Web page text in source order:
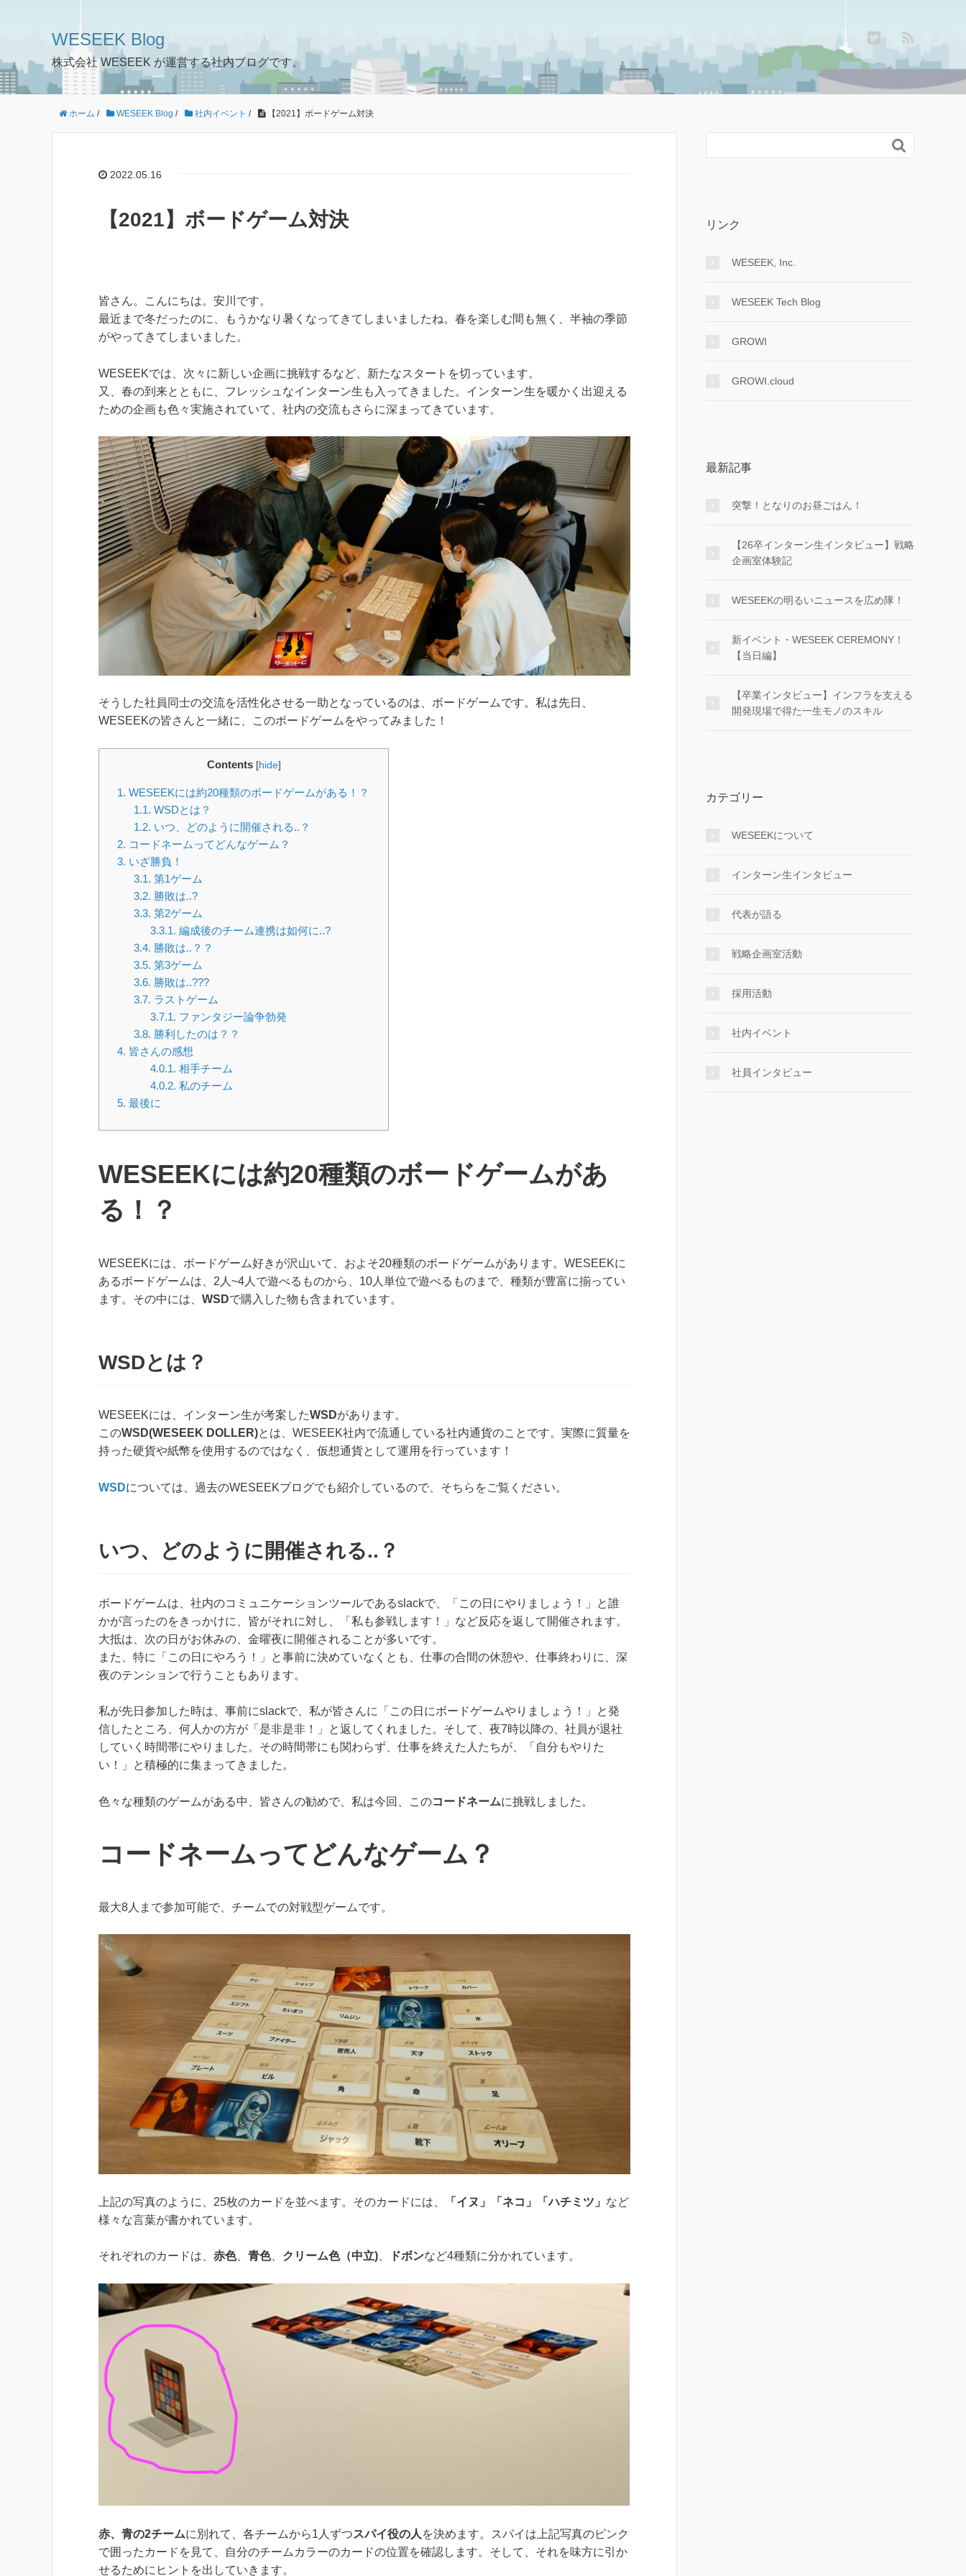
WESEEK Blog
株式会社 WESEEK が運営する社内ブログです。
ホーム / WESEEK Blog / 社内イベント / 【2021】ボードゲーム対決
2022.05.16
【2021】ボードゲーム対決
皆さん。こんにちは。安川です。
最近まで冬だったのに、もうかなり暑くなってきてしまいましたね。春を楽しむ間も無く、半袖の季節
がやってきてしまいました。
WESEEKでは、次々に新しい企画に挑戦するなど、新たなスタートを切っています。
又、春の到来とともに、フレッシュなインターン生も入ってきました。インターン生を暖かく出迎える
ための企画も色々実施されていて、社内の交流もさらに深まってきています。
そうした社員同士の交流を活性化させる一助となっているのは、ボードゲームです。私は先日、
WESEEKの皆さんと一緒に、このボードゲームをやってみました！
Contents [hide]
1. WESEEKには約20種類のボードゲームがある！？
1.1. WSDとは？
1.2. いつ、どのように開催される..？
2. コードネームってどんなゲーム？
3. いざ勝負！
3.1. 第1ゲーム
3.2. 勝敗は..?
3.3. 第2ゲーム
3.3.1. 編成後のチーム連携は如何に..?
3.4. 勝敗は..？？
3.5. 第3ゲーム
3.6. 勝敗は..???
3.7. ラストゲーム
3.7.1. ファンタジー論争勃発
3.8. 勝利したのは？？
4. 皆さんの感想
4.0.1. 相手チーム
4.0.2. 私のチーム
5. 最後に
WESEEKには約20種類のボードゲームがあ
る！？
WESEEKには、ボードゲーム好きが沢山いて、およそ20種類のボードゲームがあります。WESEEKに
あるボードゲームは、2人~4人で遊べるものから、10人単位で遊べるものまで、種類が豊富に揃ってい
ます。その中には、 WSDで購入した物も含まれています。
WSDとは？
WESEEKには、インターン生が考案したWSDがあります。
このWSD(WESEEK DOLLER)とは、WESEEK社内で流通している社内通貨のことです。実際に質量を
持った硬貨や紙幣を使用するのではなく、仮想通貨として運用を行っています！
WSDについては、過去のWESEEKブログでも紹介しているので、そちらをご覧ください。
いつ、どのように開催される..？
ボードゲームは、社内のコミュニケーションツールであるslackで、「この日にやりましょう！」と誰
かが言ったのをきっかけに、皆がそれに対し、「私も参戦します！」など反応を返して開催されます。
大抵は、次の日がお休みの、金曜夜に開催されることが多いです。
また、特に「この日にやろう！」と事前に決めていなくとも、仕事の合間の休憩や、仕事終わりに、深
夜のテンションで行うこともあります。
私が先日参加した時は、事前にslackで、私が皆さんに「この日にボードゲームやりましょう！」と発
信したところ、何人かの方が「是非是非！」と返してくれました。そして、夜7時以降の、社員が退社
していく時間帯にやりました。その時間帯にも関わらず、仕事を終えた人たちが、「自分もやりた
い！」と積極的に集まってきました。
色々な種類のゲームがある中、皆さんの勧めで、私は今回、このコードネームに挑戦しました。
コードネームってどんなゲーム？
最大8人まで参加可能で、チームでの対戦型ゲームです。
上記の写真のように、25枚のカードを並べます。そのカードには、 「イヌ」「ネコ」「ハチミツ」 など
様々な言葉が書かれています。
それぞれのカードは、 赤色、 青色、 クリーム色（中立) ドボンなど4種類に分かれています。
赤、青の2チームに別れて、各チームから1人ずつスパイ役の人 を決めます。スパイは上記写真のピンク
で囲ったカードを見て、自分のチームカラーのカードの位置を確認します。そして、それを味方に引か
せるためにヒントを出していきます。

リンク
WESEEK, Inc.
WESEEK Tech Blog
GROWI
GROWI.cloud
最新記事
突撃！となりのお昼ごはん！
【26卒インターン生インタビュー】戦略
企画室体験記
WESEEKの明るいニュースを広め隊！
新イベント・WESEEK CEREMONY！
【当日編】
【卒業インタビュー】インフラを支える
開発現場で得た一生モノのスキル
カテゴリー
WESEEKについて
インターン生インタビュー
代表が語る
戦略企画室活動
採用活動
社内イベント
社員インタビュー